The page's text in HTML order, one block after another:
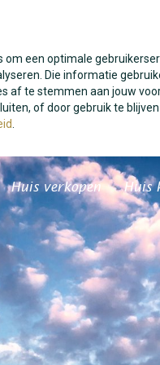
een optimale
Die informatie
te stemmen aan jouw
of door gebruik te
Huis verkopen Huis